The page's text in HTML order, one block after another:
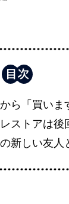
ら「買いま
ストアは後
新しい友人